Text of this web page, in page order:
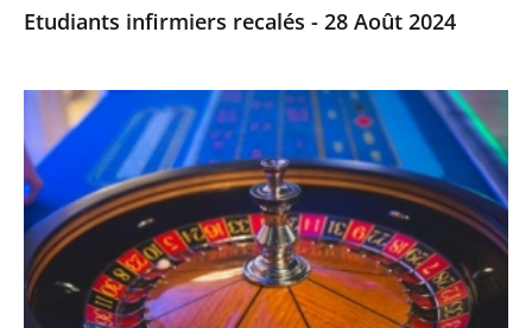
Etudiants infirmiers recalés - 28 Août 2024
CASINO
de
la
CIOTAT
-
23
septembre